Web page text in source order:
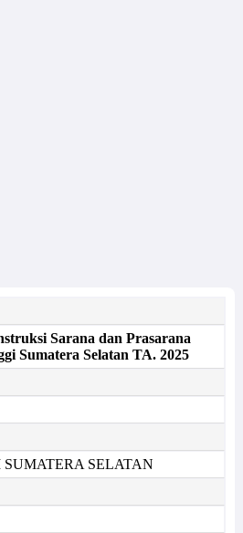
Sarana dan Prasarana
Sumatera Selatan TA. 2025
SELATAN